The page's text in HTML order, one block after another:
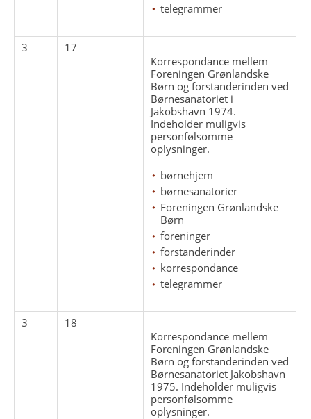
telegrammer
3
17
Korrespondance mellem
Foreningen Grønlandske
Børn og forstanderinden ved
Børnesanatoriet i
Jakobshavn 1974.
Indeholder muligvis
personfølsomme
oplysninger.
børnehjem
børnesanatorier
Foreningen Grønlandske
Børn
foreninger
forstanderinder
korrespondance
telegrammer
3
18
Korrespondance mellem
Foreningen Grønlandske
Børn og forstanderinden ved
Børnesanatoriet Jakobshavn
1975. Indeholder muligvis
personfølsomme
oplysninger.